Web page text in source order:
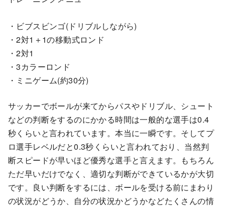
・ビブスビンゴ(ドリブルしながら)
・2対1＋1の移動式ロンド
・2対1
・3カラーロンド
・ミニゲーム(約30分)
サッカーでボールが来てからパスやドリブル、シュート
などの判断をするのにかかる時間は一般的な選手は0.4
秒くらいと言われています。本当に一瞬です。そしてプ
ロ選手レベルだと0.3秒くらいと言われており、当然判
断スピードが早いほど優秀な選手と言えます。もちろん
ただ早いだけでなく、適切な判断ができているかが大切
です。良い判断をするには、ボールを受ける前にまわり
の状況がどうか、自分の状況かどうかなどたくさんの情